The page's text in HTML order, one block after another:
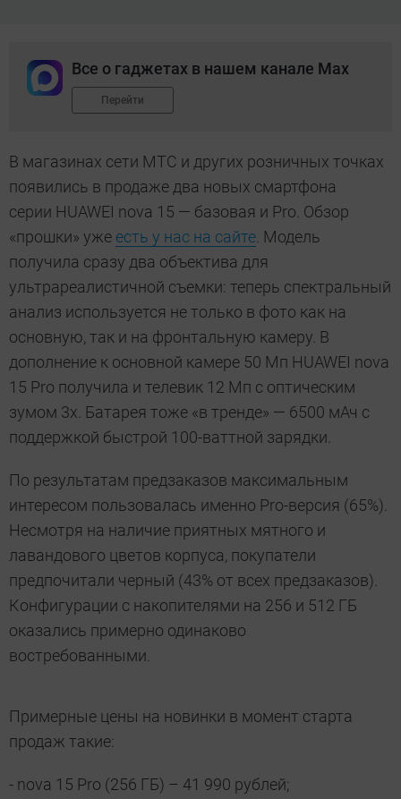
Все о гаджетах в нашем канале Max
Перейти
В магазинах сети МТС и других розничных точках
появились в продаже два новых смартфона
серии HUAWEI nova 15 — базовая и Pro. Обзор
«прошки» уже есть у нас на сайте . Модель
получила сразу два объектива для
ультрареалистичной съемки: теперь спектральный
анализ используется не только в фото как на
основную, так и на фронтальную камеру. В
дополнение к основной камере 50 Мп HUAWEI nova
15 Pro получила и телевик 12 Мп с оптическим
зумом 3х. Батарея тоже «в тренде» — 6500 мАч с
поддержкой быстрой 100-ваттной зарядки.
По результатам предзаказов максимальным
интересом пользовалась именно Pro-версия (65%).
Несмотря на наличие приятных мятного и
лавандового цветов корпуса, покупатели
предпочитали черный (43% от всех предзаказов).
Конфигурации с накопителями на 256 и 512 ГБ
оказались примерно одинаково
востребованными.
Примерные цены на новинки в момент старта
продаж такие:
- nova 15 Pro (256 ГБ) – 41 990 рублей;